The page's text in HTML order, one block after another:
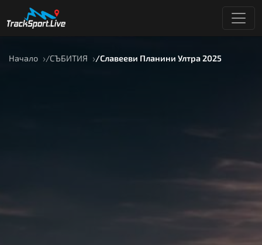
Начало СЪБИТИЯ Славееви Планини Ултра 2025